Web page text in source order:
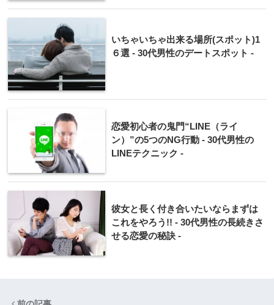
いちゃいちゃ出来る場所(スポット)1
６選 - 30代男性のデートスポット -
恋愛初心者の鬼門“LINE（ライ
ン）”の5つのNG行動 - 30代男性の
LINEテクニック -
彼女と長く付き合いたいならまずは
これをやろう!! - 30代男性の長続きさ
せる恋愛の秘訣 -